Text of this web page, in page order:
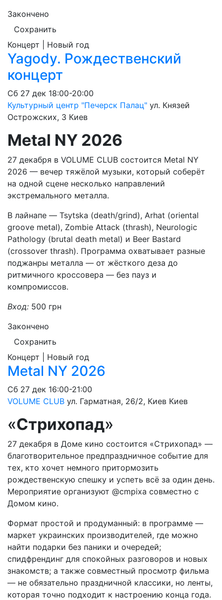
Закончено
Сохранить
Концерт | Новый год
Yagody. Рождественский
концерт
Сб 27 дек 18:00-20:00
Культурный центр "Печерск Палац" ул. Князей
Острожских, 3 Киев
Metal NY 2026
27 декабря в VOLUME CLUB состоится Metal NY
2026 — вечер тяжёлой музыки, который соберёт
на одной сцене несколько направлений
экстремального металла.
В лайнапе — Tsytska (death/grind), Arhat (oriental
groove metal), Zombie Attack (thrash), Neurologic
Pathology (brutal death metal) и Beer Bastard
(crossover thrash). Программа охватывает разные
поджанры металла — от жёсткого деза до
ритмичного кроссовера — без пауз и
компромиссов.
Вход: 500 грн
Закончено
Сохранить
Концерт | Новый год
Metal NY 2026
Сб 27 дек 16:00-21:00
VOLUME CLUB ул. Гарматная, 26/2, Киев Киев
«Стрихопад»
27 декабря в Доме кино состоится «Стрихопад» —
благотворительное предпраздничное событие для
тех, кто хочет немного притормозить
рождественскую спешку и успеть всё за один день.
Мероприятие организуют @cmpixa совместно с
Домом кино.
Формат простой и продуманный: в программе —
маркет украинских производителей, где можно
найти подарки без паники и очередей;
спидфрендинг для спокойных разговоров и новых
знакомств; а также совместный просмотр фильма
— не обязательно праздничной классики, но ленты,
которая точно подходит к настроению конца года.